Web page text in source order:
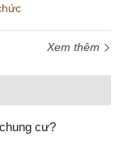
Xem thêm
cư?